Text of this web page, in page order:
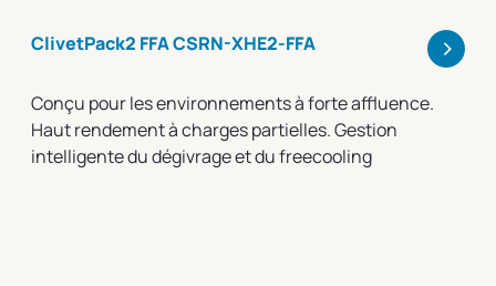
ClivetPack2 FFA CSRN-XHE2-FFA >
Conçu pour les environnements à forte affluence.
Haut rendement à charges partielles. Gestion
intelligente du dégivrage et du freecooling